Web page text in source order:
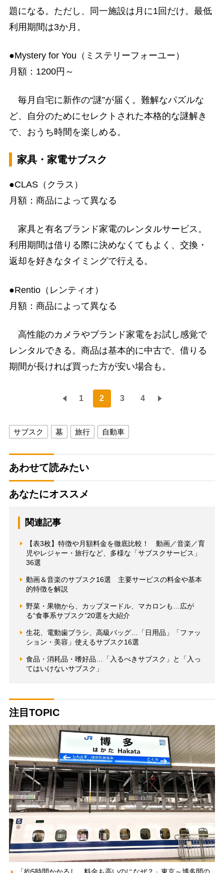
題になる。ただし、同一施設は月に1回だけ。最低
利用期間は3か月。
●Mystery for You（ミステリーフォーユー）
月額：1200円～
毎月自宅に新作の“謎”が届く。難解なパズルな
ど、自分のためにセレクトされた本格的な謎解き
で、おうち時間を楽しめる。
家具・家電サブスク
●CLAS（クラス）
月額：商品によって異なる
家具と有名ブランド家電のレンタルサービス。
利用期間は借りる際に決めなくてもよく、交換・
返却を好きなタイミングで行える。
●Rentio（レンティオ）
月額：商品によって異なる
高性能のカメラやブランド家電をお試し感覚で
レンタルできる。商品は基本的に中古で、借りる
期間が長ければ買った方が安い場合も。
1 2 3 4
サブスク 墓 旅行 自動車
あわせて読みたい
あなたにオススメ
関連記事
【表3枚】特徴や月額料金を徹底比較！ 動画／音楽／育
児やレジャー・旅行など、多様な「サブスクサービス」
36選
動画＆音楽のサブスク16選 主要サービスの料金や基本
的特徴を解説
野菜・果物から、カップヌードル、マカロンも…広が
る“食事系サブスク”20選を大紹介
生花、電動歯ブラシ、高級バッグ…「日用品」「ファッ
ション・美容」使えるサブスク16選
食品・消耗品・嗜好品…「入るべきサブスク」と「入っ
てはいけないサブスク」
注目TOPIC